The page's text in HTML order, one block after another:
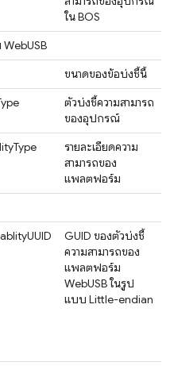
ใน BOS
ขนาดของข้อบ่งชี้นี้
ตัวบ่งชี้ความสามารถ
ของอุปกรณ์
รายละเอียดความ
สามารถของ
แพลตฟอร์ม
GUID ของตัวบ่งชี้
ความสามารถของ
แพลตฟอร์ม
WebUSB ในรูป
แบบ Little-endian